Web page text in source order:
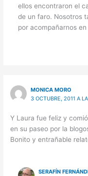
ellos encontraron el
de un faro. Nosotros
por acompañarnos
MONICA MORO
3 OCTUBRE, 2011 A
Y Laura fue feliz y
en su paseo por la
Bonito y entrañable
SERAFÍN